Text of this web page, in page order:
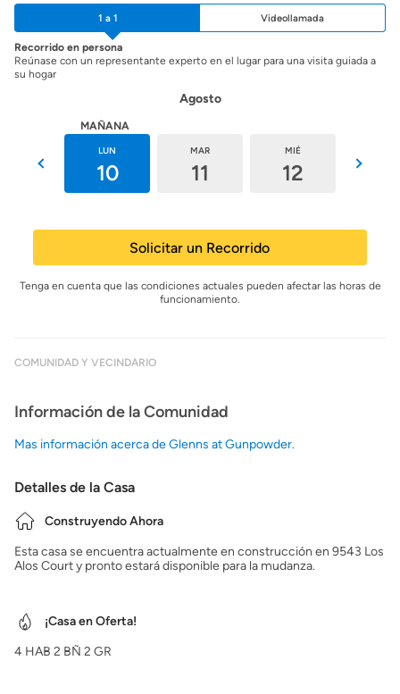
1 a 1 Videollamada
Recorrido en persona
Reúnase con un representante experto en el lugar para una visita guiada a
su hogar
Agosto
MAÑANA
LUN
10
MAR
11
MIÉ
12
Solicitar un Recorrido
Tenga en cuenta que las condiciones actuales pueden afectar las horas de
funcionamiento.
COMUNIDAD Y VECINDARIO
Información de la Comunidad
Mas información acerca de Glenns at Gunpowder.
Detalles de la Casa
Construyendo Ahora
Esta casa se encuentra actualmente en construcción en 9543 Los
Alos Court y pronto estará disponible para la mudanza.
¡Casa en Oferta!
4 HAB 2 BÑ 2 GR